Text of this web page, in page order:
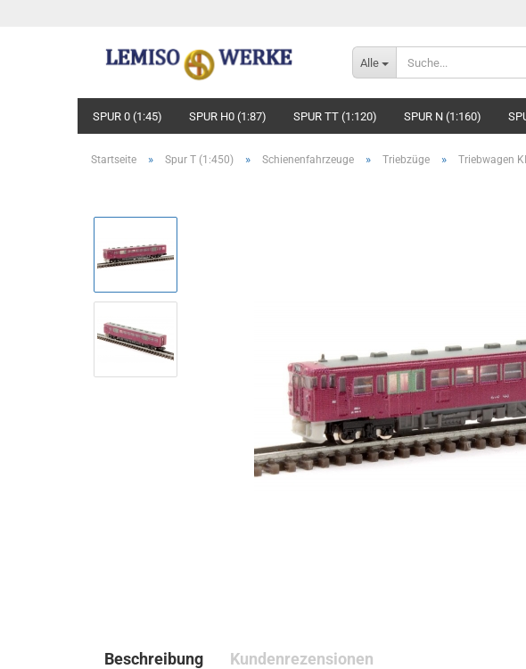
Alle
SPUR 0 (1:45) SPUR H0 (1:87) SPUR TT (1:120) SPUR N (1:160)
Startseite » Spur T (1:450) » Schienenfahrzeuge » Triebzüge » Triebwagen
Beschreibung Kundenrezensionen